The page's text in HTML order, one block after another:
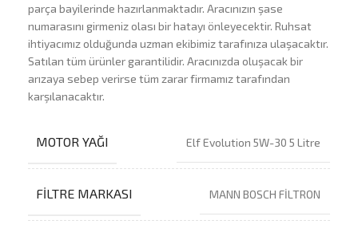
parça bayilerinde hazırlanmaktadır. Aracınızın şase
numarasını girmeniz olası bir hatayı önleyecektir. Ruhsat
ihtiyacımız olduğunda uzman ekibimiz tarafınıza ulaşacaktır.
Satılan tüm ürünler garantilidir. Aracınızda oluşacak bir
arızaya sebep verirse tüm zarar firmamız tarafından
karşılanacaktır.
MOTOR YAĞI Elf Evolution 5W-30 5 Litre
FILTRE MARKASI MANN BOSCH FİLTRON